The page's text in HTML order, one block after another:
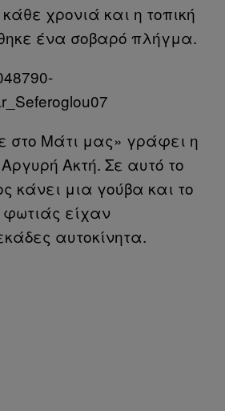
χρονιά και η τοπική
ένα σοβαρό πλήγμα.
στο Μάτι μας» γράφει η
Ακτή. Σε αυτό το
κάνει μια γούβα και το
είχαν
αυτοκίνητα.